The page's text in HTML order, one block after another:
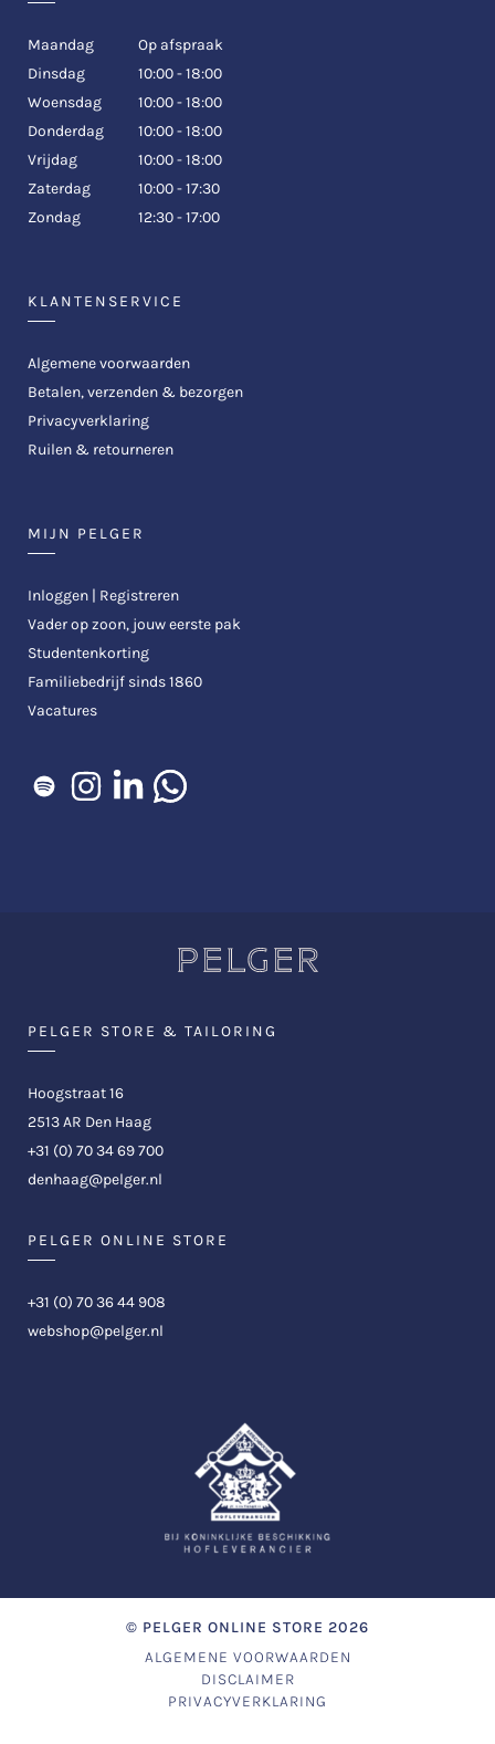
Maandag
Op afspraak
Dinsdag
10:00 - 18:00
Woensdag
10:00 - 18:00
Donderdag
10:00 - 18:00
Vrijdag
10:00 - 18:00
Zaterdag
10:00 - 17:30
Zondag
12:30 - 17:00
KLANTENSERVICE
Algemene voorwaarden
Betalen, verzenden & bezorgen
Privacyverklaring
Ruilen & retourneren
MIJN PELGER
Inloggen | Registreren
Vader op zoon, jouw eerste pak
Studentenkorting
Familiebedrijf sinds 1860
Vacatures
PELGER STORE & TAILORING
Hoogstraat 16
2513 AR Den Haag
+31 (0) 70 34 69 700
denhaag@pelger.nl
PELGER ONLINE STORE
+31 (0) 70 36 44 908
webshop@pelger.nl
© PELGER ONLINE STORE 2026
ALGEMENE VOORWAARDEN
DISCLAIMER
PRIVACYVERKLARING